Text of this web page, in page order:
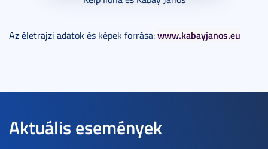
Az életrajzi adatok és képek forrása:www.kabayjanos.eu
Aktuális események